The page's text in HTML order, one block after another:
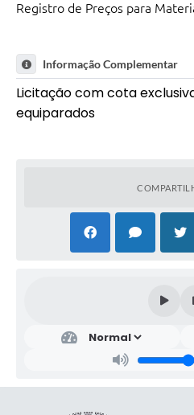
Registro de Preços para
Informação Complementar
Licitação com cota
equiparados